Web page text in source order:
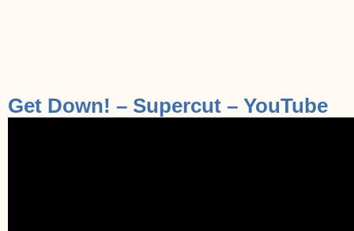
Get Down! – Supercut – YouTube